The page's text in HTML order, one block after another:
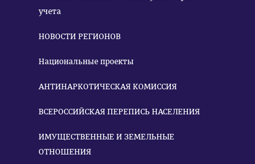
учета
НОВОСТИ РЕГИОНОВ
Национальные проекты
АНТИНАРКОТИЧЕСКАЯ КОМИССИЯ
ВСЕРОССИЙСКАЯ ПЕРЕПИСЬ НАСЕЛЕНИЯ
ИМУЩЕСТВЕННЫЕ И ЗЕМЕЛЬНЫЕ
ОТНОШЕНИЯ